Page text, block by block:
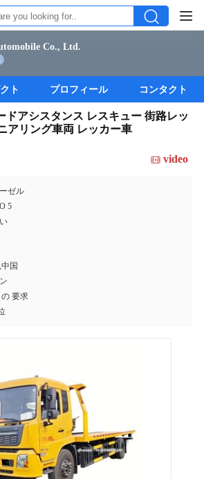
Co., Ltd.
ト プロフィール コンタクト
ドアシスタンス レスキュー 街路レッ
アリング車両 レッカー車
video
ゼル
5
国
要求